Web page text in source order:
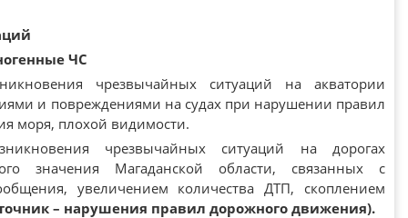
ЧС
чрезвычайных ситуаций на акватории
и повреждениями на судах при нарушении правил
моря, плохой видимости.
чрезвычайных ситуаций на дорогах
значения Магаданской области, связанных с
увеличением количества ДТП, скоплением
– нарушения правил дорожного движения).